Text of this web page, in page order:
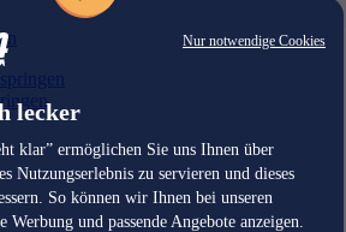
Nur notwendige Cookies
lecker
klar” ermöglichen Sie uns Ihnen über
Nutzungserlebnis zu servieren und dieses
So können wir Ihnen bei unseren
Werbung und passende Angebote anzeigen.